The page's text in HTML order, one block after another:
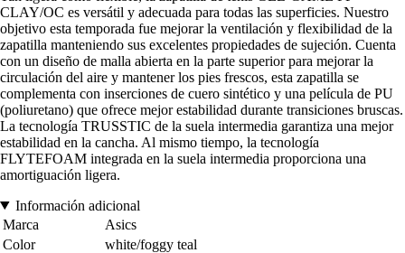
CLAY/OC es versátil y adecuada para todas las superficies. Nuestro
objetivo esta temporada fue mejorar la ventilación y flexibilidad de la
zapatilla manteniendo sus excelentes propiedades de sujeción. Cuenta
con un diseño de malla abierta en la parte superior para mejorar la
circulación del aire y mantener los pies frescos, esta zapatilla se
complementa con inserciones de cuero sintético y una película de PU
(poliuretano) que ofrece mejor estabilidad durante transiciones bruscas.
La tecnología TRUSSTIC de la suela intermedia garantiza una mejor
estabilidad en la cancha. Al mismo tiempo, la tecnología
FLYTEFOAM integrada en la suela intermedia proporciona una
amortiguación ligera.
Información adicional
Marca
Asics
Color
white/foggy teal